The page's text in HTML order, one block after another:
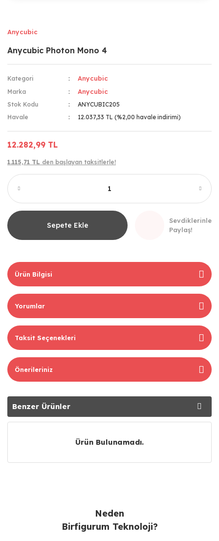
Anycubic
Anycubic Photon Mono 4
Kategori Anycubic
Marka Anycubic
Stok Kodu
ANYCUBIC205
Havale
12.037,33 TL (%2,00 havale indirimi)
12.282,99 TL
1.115,71 TL den başlayan taksitlerle!
Sepete Ekle
Sevdiklerinle
Paylaş!
Ürün Bilgisi
Yorumlar
Taksit Seçenekleri
Önerileriniz
Benzer Ürünler
Tavsiye Ürünler
Ürün Bulunamadı.
Neden
Birfigurum Teknoloji?